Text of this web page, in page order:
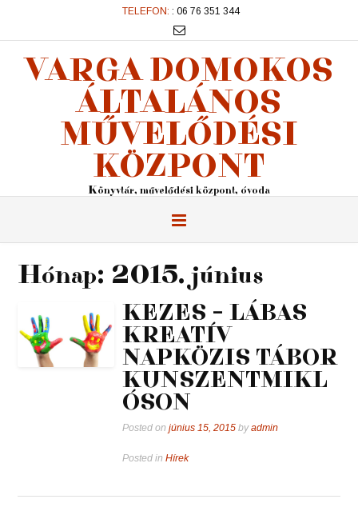
TELEFON: : 06 76 351 344
VARGA DOMOKOS
ÁLTALÁNOS
MŰVELŐDÉSI
KÖZPONT
Könyvtár, művelődési központ, óvoda
Hónap: 2015. június
KEZES – LÁBAS
KREATÍV
NAPKÖZIS TÁBOR
KUNSZENTMIKL
ÓSON
Posted onjúnius 15, 2015 byadmin
Posted inHírek